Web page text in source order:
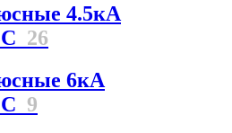
4.5кА
26
6кА
9